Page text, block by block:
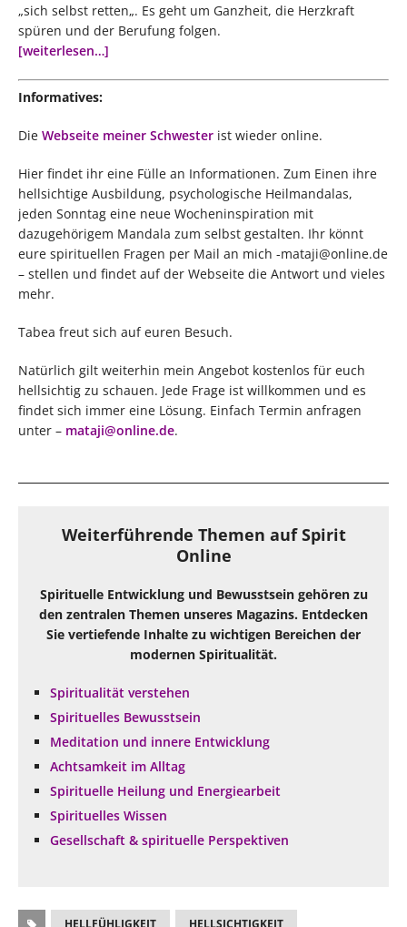
„sich selbst retten„. Es geht um Ganzheit, die Herzkraft
spüren und der Berufung folgen.
[weiterlesen…]
Informatives:
Die Webseite meiner Schwester ist wieder online.
Hier findet ihr eine Fülle an Informationen. Zum Einen ihre
hellsichtige Ausbildung, psychologische Heilmandalas,
jeden Sonntag eine neue Wocheninspiration mit
dazugehörigem Mandala zum selbst gestalten. Ihr könnt
eure spirituellen Fragen per Mail an mich -mataji@online.de
– stellen und findet auf der Webseite die Antwort und vieles
mehr.
Tabea freut sich auf euren Besuch.
Natürlich gilt weiterhin mein Angebot kostenlos für euch
hellsichtig zu schauen. Jede Frage ist willkommen und es
findet sich immer eine Lösung. Einfach Termin anfragen
unter – mataji@online.de.
Weiterführende Themen auf Spirit
Online
Spirituelle Entwicklung und Bewusstsein gehören zu
den zentralen Themen unseres Magazins. Entdecken
Sie vertiefende Inhalte zu wichtigen Bereichen der
modernen Spiritualität.
Spiritualität verstehen
Spirituelles Bewusstsein
Meditation und innere Entwicklung
Achtsamkeit im Alltag
Spirituelle Heilung und Energiearbeit
Spirituelles Wissen
Gesellschaft & spirituelle Perspektiven
HELLFÜHLIGKEIT HELLSICHTIGKEIT